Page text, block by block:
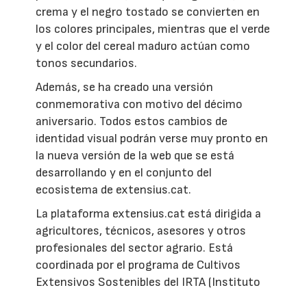
crema y el negro tostado se convierten en
los colores principales, mientras que el verde
y el color del cereal maduro actúan como
tonos secundarios.
Además, se ha creado una versión
conmemorativa con motivo del décimo
aniversario. Todos estos cambios de
identidad visual podrán verse muy pronto en
la nueva versión de la web que se está
desarrollando y en el conjunto del
ecosistema de extensius.cat.
La plataforma extensius.cat está dirigida a
agricultores, técnicos, asesores y otros
profesionales del sector agrario. Está
coordinada por el programa de Cultivos
Extensivos Sostenibles del IRTA (Instituto